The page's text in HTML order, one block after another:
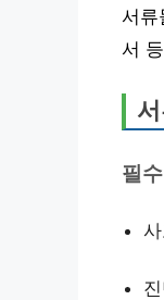
서류
서
필